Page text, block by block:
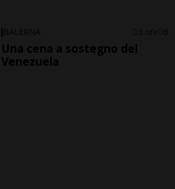
BALERNA 3 ore 6
Una cena a sostegno del
Venezuela